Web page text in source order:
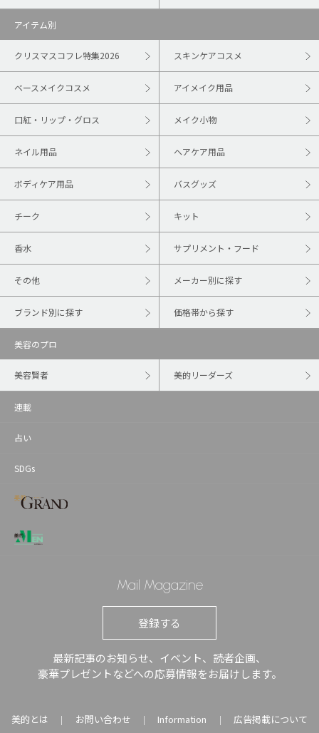
アイテム別
クリスマスコフレ特集2026 スキンケアコスメ
ベースメイクコスメ アイメイク用品
口紅・リップ・グロス メイク小物
ネイル用品 ヘアケア用品
ボディケア用品 バスグッズ
チーク キット
香水 サプリメント・フード
その他 メーカー別に探す
ブランド別に探す 価格帯から探す
美容のプロ
美容賢者 美的リーダーズ
連載
占い
SDGs
Mail Magazine
登録する
最新記事のお知らせ、イベント、読者企画、
豪華プレゼントなどへの応募情報をお届けします。
美的とは ｜ お問い合わせ ｜ Information ｜ 広告掲載について